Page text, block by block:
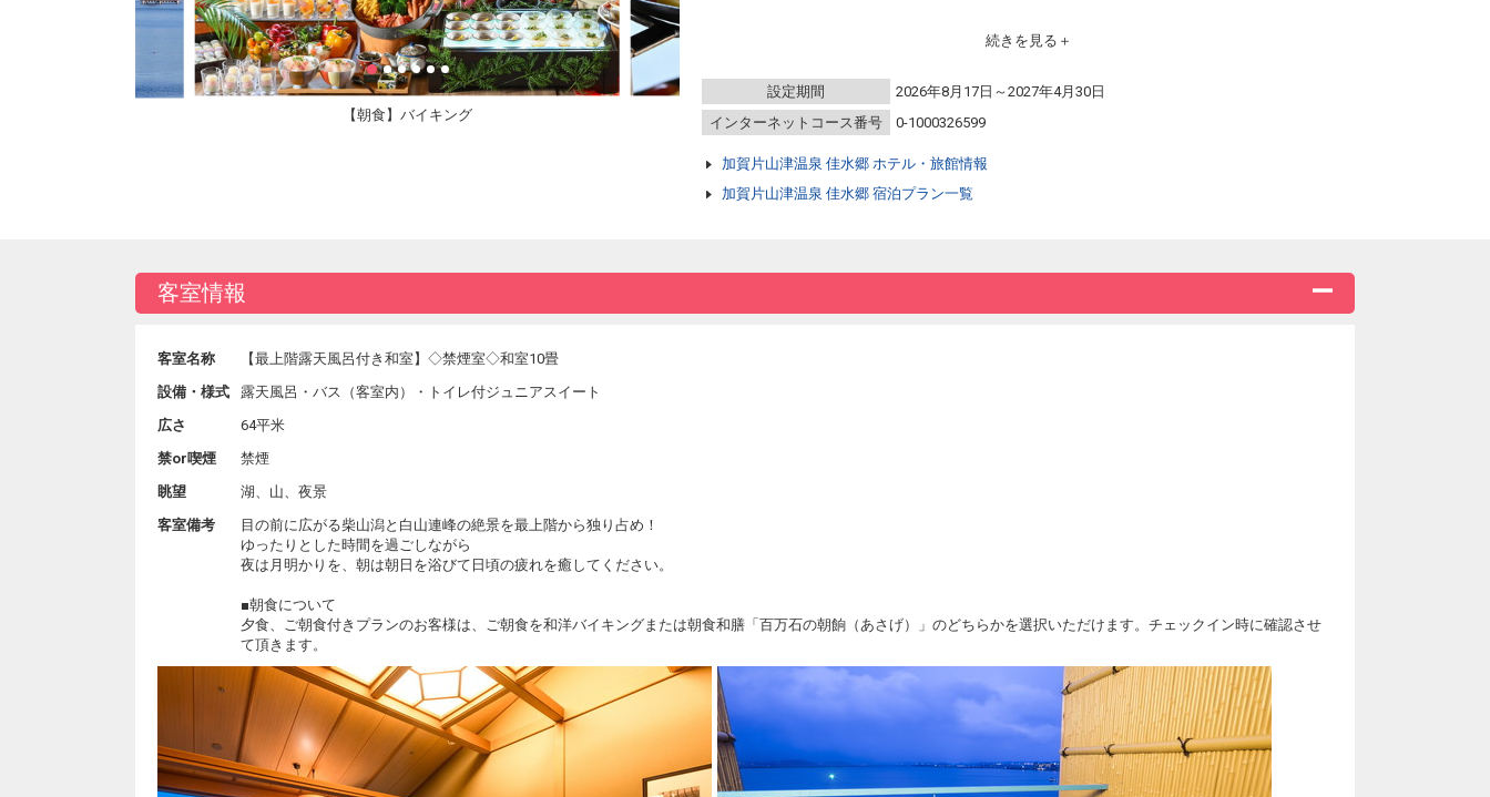
【朝食】バイキング
ご希望の方は事前のお申し込みが必要です。
■ご朝食■
お食事会場にてバイキングを用意しております。
分・45分のご来店をお勧めしております。
お日にちにより、和御膳となる場合がございます。
15：00～ 22：00
続きを見る
設定期間
2026年8月17日～2027年4月30日
インターネットコース番号
0-1000326599
加賀片山津温泉 佳水郷 ホテル・旅館情報
加賀片山津温泉 佳水郷 宿泊プラン一覧
客室情報
客室名称
【最上階露天風呂付き和室】◇禁煙室◇和室10畳
設備・様式
露天風呂・バス（客室内）・トイレ付ジュニアスイート
広さ
64平米
禁or喫煙
禁煙
眺望
湖、山、夜景
客室備考
目の前に広がる柴山潟と白山連峰の絶景を最上階から独り占め！
ゆったりとした時間を過ごしながら
夜は月明かりを、朝は朝日を浴びて日頃の疲れを癒してください。
■朝食について
夕食、ご朝食付きプランのお客様は、ご朝食を和洋バイキングまたは朝食和膳「百万石の朝餉（あさげ）」のどちらかを選択いただけます。チェックイン時に確認させ
て頂きます。